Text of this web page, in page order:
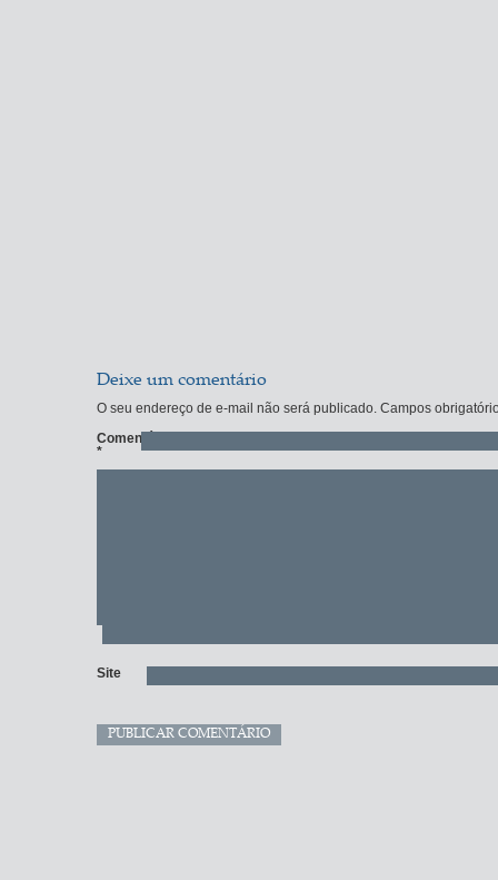
Deixe um comentário
O seu endereço de e-mail não será publicado. Campos
Comentário
*
Site